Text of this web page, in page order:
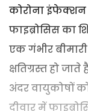
कोरोना इंफेक्शन
फाइब्रोसिस का
एक गंभीर
क्षतिग्रस्त हो
अंदर वायुकोषों
दीवार में